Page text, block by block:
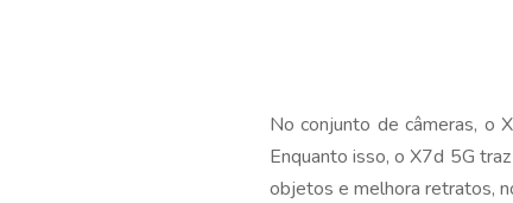
No conjunto de câmeras, o
Enquanto isso, o X7d 5G
objetos e melhora retratos,